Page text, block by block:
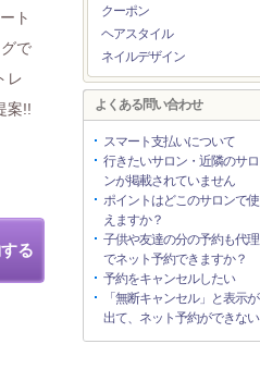
ト
で
レ
案!!
る
クーポン
ヘアスタイル
ネイルデザイン
よくある問い合わせ
スマート支払いについて
行きたいサロン・近隣のサロ
ンが掲載されていません
ポイントはどこのサロンで使
えますか？
子供や友達の分の予約も代理
でネット予約できますか？
予約をキャンセルしたい
「無断キャンセル」と表示が
出て、ネット予約ができない